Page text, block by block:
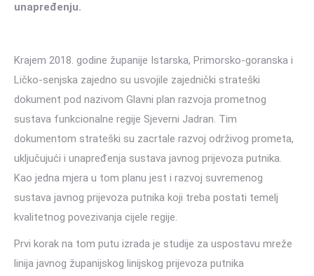
unapređenju.
Krajem 2018. godine županije Istarska, Primorsko-goranska i
Ličko-senjska zajedno su usvojile zajednički strateški
dokument pod nazivom Glavni plan razvoja prometnog
sustava funkcionalne regije Sjeverni Jadran. Tim
dokumentom strateški su zacrtale razvoj održivog prometa,
uključujući i unapređenja sustava javnog prijevoza putnika.
Kao jedna mjera u tom planu jest i razvoj suvremenog
sustava javnog prijevoza putnika koji treba postati temelj
kvalitetnog povezivanja cijele regije.
Prvi korak na tom putu izrada je studije za uspostavu mreže
linija javnog županijskog linijskog prijevoza putnika